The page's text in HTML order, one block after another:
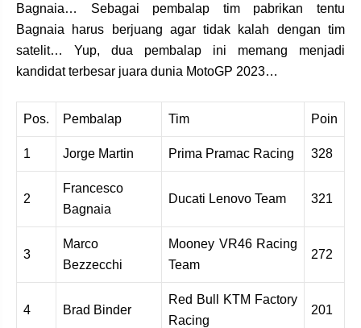
Bagnaia… Sebagai pembalap tim pabrikan tentu
Bagnaia harus berjuang agar tidak kalah dengan tim
satelit… Yup, dua pembalap ini memang menjadi
kandidat terbesar juara dunia MotoGP 2023…
Pos. Pembalap Tim Poin
1 Jorge Martin Prima Pramac Racing 328
2
Francesco
Bagnaia
Ducati Lenovo Team 321
3
Marco
Bezzecchi
Mooney VR46 Racing
Team
272
4 Brad Binder
Red Bull KTM Factory
Racing
201